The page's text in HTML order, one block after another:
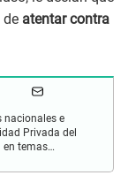
de atentar contra
nacionales e
Privada del
en temas